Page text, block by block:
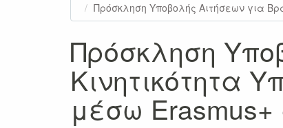
Πρόσκληση Υποβολής Αιτήσεων για
Πρόσκληση
Κινητικότητα
μέσω